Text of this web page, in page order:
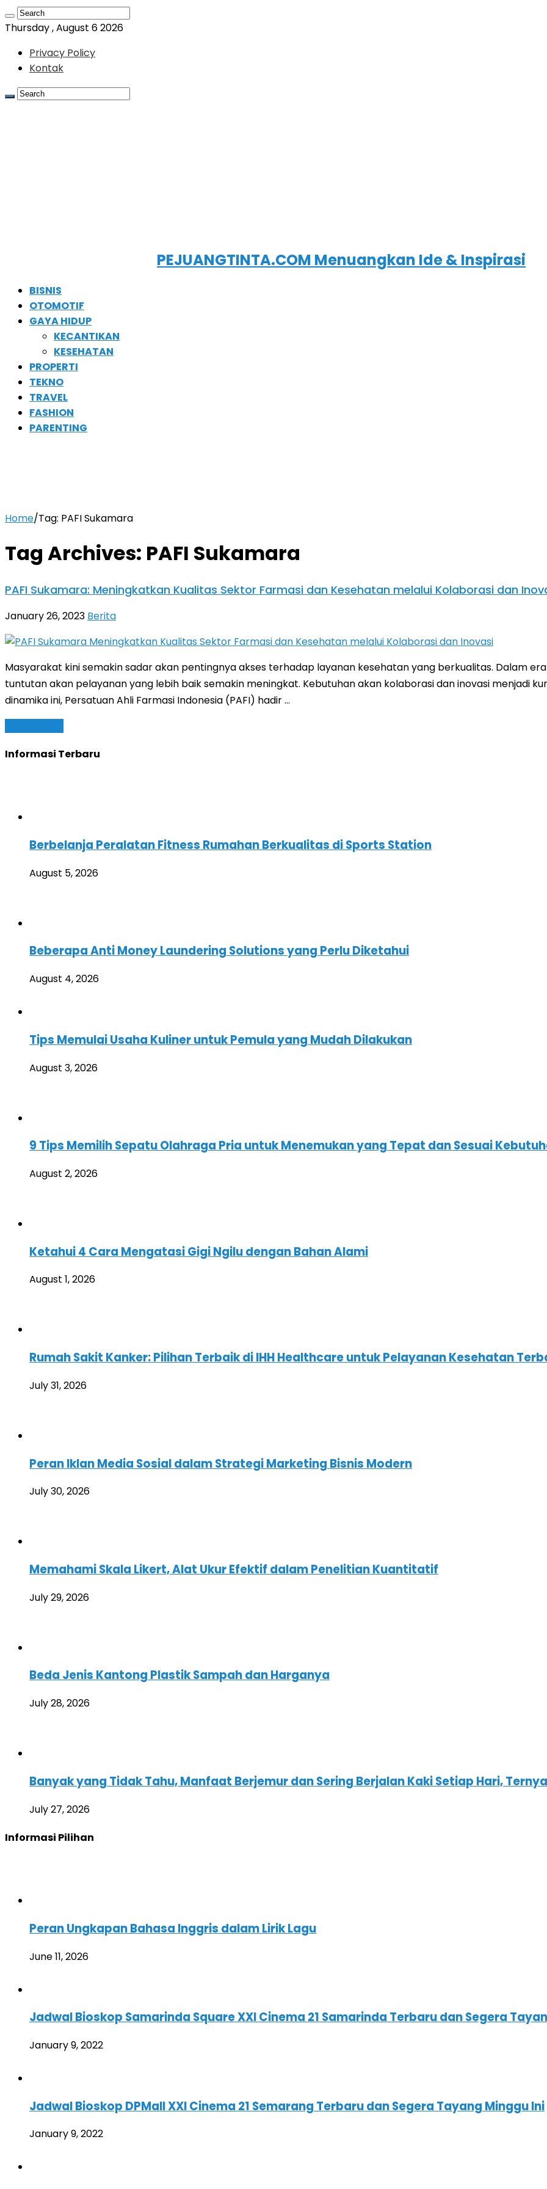
Thursday , August 6 2026
Privacy Policy
Kontak
PEJUANGTINTA.COM Menuangkan Ide & Inspirasi
BISNIS
OTOMOTIF
GAYA HIDUP
KECANTIKAN
KESEHATAN
PROPERTI
TEKNO
TRAVEL
FASHION
PARENTING
Home/Tag: PAFI Sukamara
Tag Archives: PAFI Sukamara
PAFI Sukamara: Meningkatkan Kualitas Sektor Farmasi dan Kesehatan melalui Kolaborasi dan
January 26, 2023 Berita
Masyarakat kini semakin sadar akan pentingnya akses terhadap layanan kesehatan yang berkualitas. Dalam
tuntutan akan pelayanan yang lebih baik semakin meningkat. Kebutuhan akan kolaborasi dan inovasi menjadi
dinamika ini, Persatuan Ahli Farmasi Indonesia (PAFI) hadir …
Informasi Terbaru
Berbelanja Peralatan Fitness Rumahan Berkualitas di Sports Station
August 5, 2026
Beberapa Anti Money Laundering Solutions yang Perlu Diketahui
August 4, 2026
Tips Memulai Usaha Kuliner untuk Pemula yang Mudah Dilakukan
August 3, 2026
9 Tips Memilih Sepatu Olahraga Pria untuk Menemukan yang Tepat dan Sesuai
August 2, 2026
Ketahui 4 Cara Mengatasi Gigi Ngilu dengan Bahan Alami
August 1, 2026
Rumah Sakit Kanker: Pilihan Terbaik di IHH Healthcare untuk Pelayanan Kesehatan
July 31, 2026
Peran Iklan Media Sosial dalam Strategi Marketing Bisnis Modern
July 30, 2026
Memahami Skala Likert, Alat Ukur Efektif dalam Penelitian Kuantitatif
July 29, 2026
Beda Jenis Kantong Plastik Sampah dan Harganya
July 28, 2026
Banyak yang Tidak Tahu, Manfaat Berjemur dan Sering Berjalan Kaki Setiap Hari,
July 27, 2026
Informasi Pilihan
Peran Ungkapan Bahasa Inggris dalam Lirik Lagu
June 11, 2026
Jadwal Bioskop Samarinda Square XXI Cinema 21 Samarinda Terbaru dan Segera
January 9, 2022
Jadwal Bioskop DPMall XXI Cinema 21 Semarang Terbaru dan Segera Tayang Minggu Ini
January 9, 2022